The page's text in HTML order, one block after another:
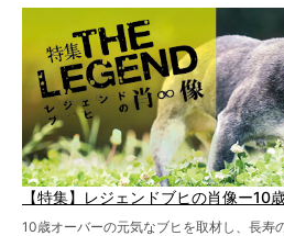
【特集】レジェンドブヒの肖像ー10
10歳オーバーの元気なブヒを取材し、長寿